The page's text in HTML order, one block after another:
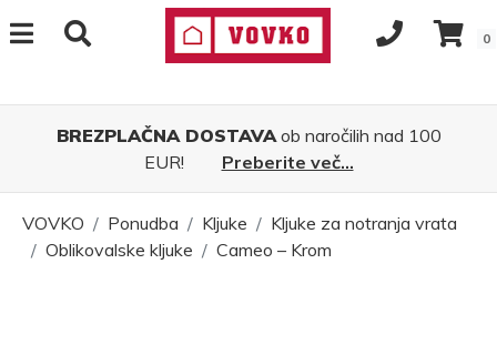
0
BREZPLAČNA DOSTAVAob naročilih nad 100
EUR!
Preberite več...
VOVKO Ponudba Kljuke
Kljuke za notranja vrata
Oblikovalske kljuke
Cameo – Krom